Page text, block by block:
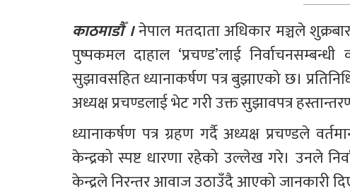
काठमाडौँ । नेपाल मतदाता अधिकार मञ्चले
पुष्पकमल दाहाल ‘प्रचण्ड’लाई
सुझावसहित ध्यानाकर्षण पत्र बुझाएको छ।
अध्यक्ष प्रचण्डलाई भेट गरी उक्त सुझावपत्र
ध्यानाकर्षण पत्र ग्रहण गर्दै अध्यक्ष प्रचण्डले
केन्द्रको स्पष्ट धारणा रहेको उल्लेख गरे। उनले
केन्द्रले निरन्तर आवाज उठाउँदै आएको जानकारी